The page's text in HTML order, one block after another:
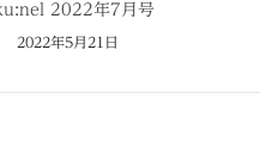
2022年7月号
2022年5月21日